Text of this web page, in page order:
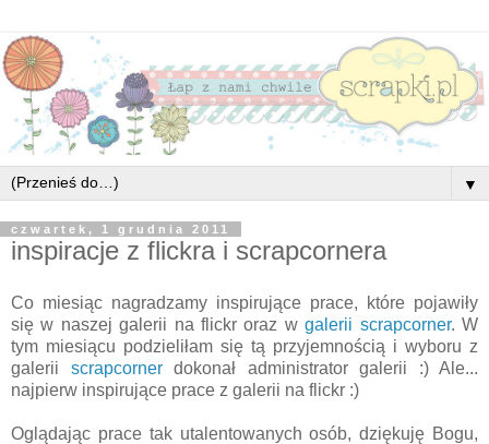
▼
czwartek, 1 grudnia 2011
inspiracje z flickra i scrapcornera
Co miesiąc nagradzamy inspirujące prace, które pojawiły
się w naszej galerii na flickr oraz wgalerii scrapcorner. W
tym miesiącu podzieliłam się tą przyjemnością i wyboru z
galerii scrapcornerdokonał administrator galerii :) Ale...
najpierw inspirujące prace z galerii na flickr :)
Oglądając prace tak utalentowanych osób, dziękuję Bogu,